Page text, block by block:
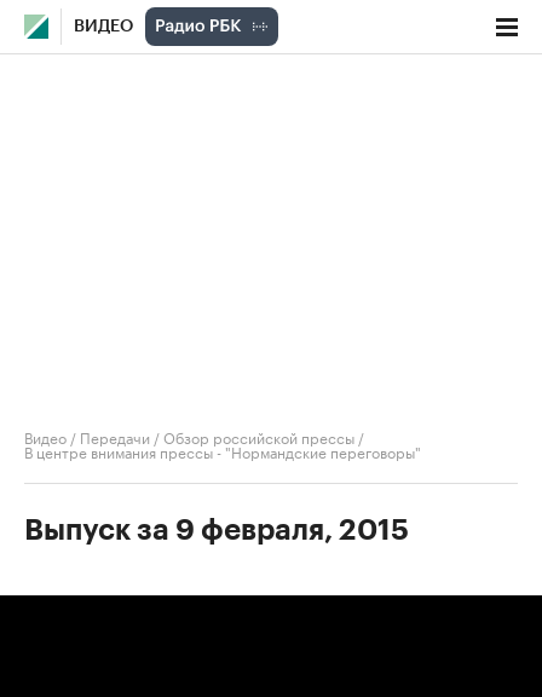
ВИДЕО
Видео / Передачи /Обзор российской прессы /
В центре внимания прессы - "Нормандские переговоры"
Выпуск за 9 февраля, 2015